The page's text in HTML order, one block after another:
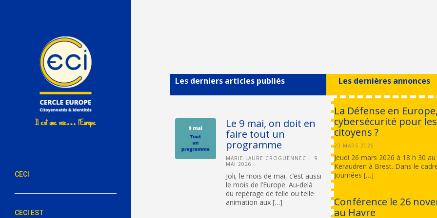
CECI
CECI EST
Les derniers articles publiés Les dernières annonces
Le 9 mai, on doit en
faire tout un
programme
MARIE-LAURE CROGUENNEC
9
MAI 2026
Joli, le mois de mai, c’est aussi
le mois de l’Europe. Au-delà
du repérage de telle ou telle
animation aux […]
La Défense en
cybersécurité pour les
citoyens ?
23 MARS 2026
Jeudi 26 mars 2026 à 18 h 30
Keraudren à Brest. Dans le
Journées […]
Conférence le 26
au Havre